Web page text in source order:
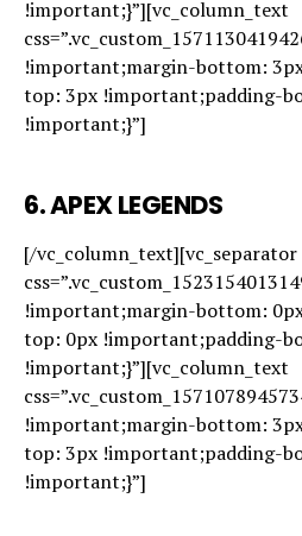
!important;}”][vc_column_text
!important;margin-bottom:
top: 3px !important;padding-
!important;}”]
6.APEX LEGENDS
[/vc_column_text][vc_separator
!important;margin-bottom:
top: 0px !important;padding-
!important;}”][vc_column_text
!important;margin-bottom:
top: 3px !important;padding-
!important;}”]